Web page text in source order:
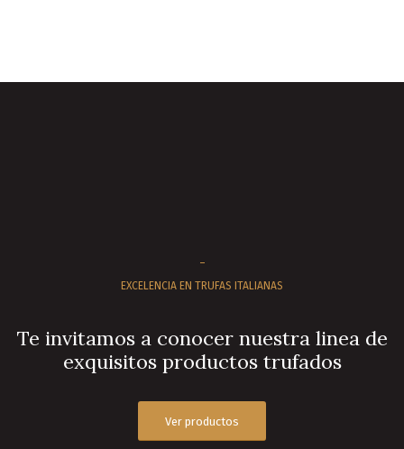
–
EXCELENCIA EN TRUFAS ITALIANAS
Te invitamos a conocer nuestra linea de
exquisitos productos trufados
Ver productos